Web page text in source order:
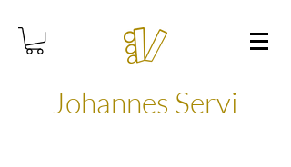
Johannes Servi